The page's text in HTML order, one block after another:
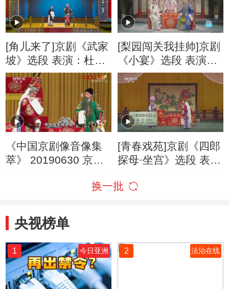
[角儿来了]京剧《武家
坡》选段 表演：杜镇
杰 张慧芳
[梨园闯关我挂帅]京剧
《小宴》选段 表演：
曹宇 助力嘉宾：朱泓
睿 刘子璇
《中国京剧像音像集
萃》 20190630 京剧
[青春戏苑]京剧《四郎
探母·坐宫》选段 表
换一批
央视榜单
1 今日亚洲 2 法治在线